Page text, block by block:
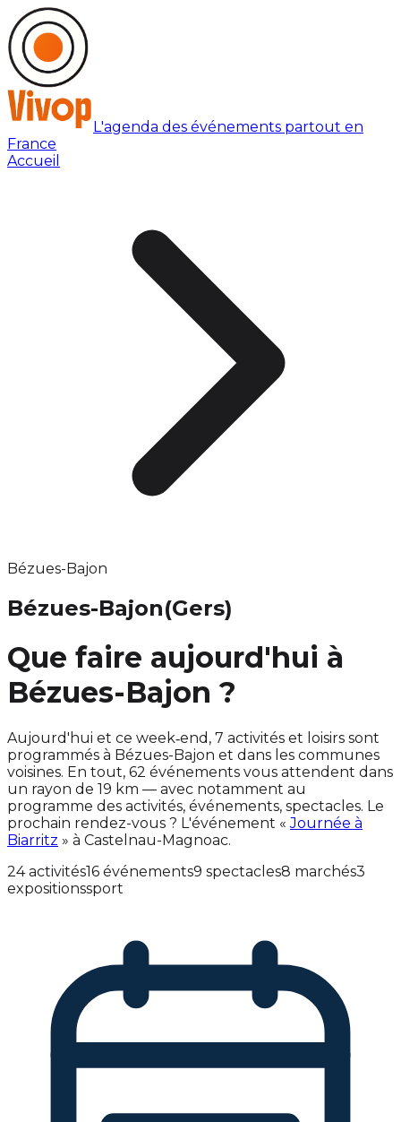
L'agenda des événements partout en
France
Accueil
Bézues-Bajon
Bézues-Bajon(Gers)
Que faire aujourd'hui à
Bézues-Bajon ?
Aujourd'hui et ce week‑end, 7 activités et loisirs sont
programmés à Bézues-Bajon et dans les communes
voisines. En tout, 62 événements vous attendent dans
un rayon de 19 km — avec notamment au
programme des activités, événements, spectacles. Le
prochain rendez-vous ? L'événement «Journée à
Biarritz » à Castelnau-Magnoac.
24 activités16 événements9 spectacles8 marchés3
expositionssport